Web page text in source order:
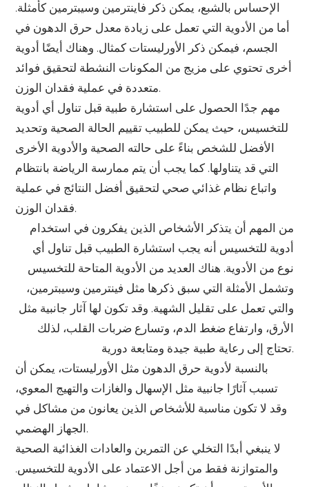
الإحساس بالشبع، يمكن ذكر فاينترمين وسيبترمين كأمثلة.
أما من الأدوية التي تعمل على زيادة معدل حرق الدهون في
الجسم، فيمكن ذكر الأورليستات كمثال. وهناك أيضًا أدوية
أخرى تحتوي على مزيج من المكونات النشطة لتحقيق فوائد
متعددة في عملية فقدان الوزن.
مهم جدًا الحصول على استشارة طبية قبل تناول أي أدوية
للتخسيس، حيث يمكن للطبيب تقييم الحالة الصحية وتحديد
الأفضل للشخص بناءً على حالته الصحية والأدوية الأخرى
التي قد يتناولها. كما يجب أن يتم ممارسة الرياضة بانتظام
واتباع نظام غذائي صحي لتحقيق أفضل النتائج في عملية
فقدان الوزن.
من المهم أن يتذكر الأشخاص الذين يفكرون في استخدام
أدوية للتخسيس أنه يجب استشارة الطبيب قبل تناول أي
نوع من الأدوية. هناك العديد من الأدوية المتاحة للتخسيس
وتشمل الأمثلة التي سبق ذكرها مثل فينترمين وسيبترمين،
والتي تعمل على تقليل الشهية. وقد تكون لها آثار جانبية مثل
الأرق، وارتفاع ضغط الدم، وتسارع ضربات القلب، لذلك
تحتاج إلى رعاية طبية جيدة ومتابعة دورية.
بالنسبة لأدوية حرق الدهون مثل الأورليستات، يمكن أن
تسبب آثارًا جانبية مثل الإسهال والغازات والتهيج المعوي،
وقد لا تكون مناسبة للأشخاص الذين يعانون من مشاكل في
الجهاز الهضمي.
لا ينبغي أبدًا التخلي عن التمرين والعادات الغذائية الصحية
والمتوازنة فقط من أجل الاعتماد على الأدوية للتخسيس.